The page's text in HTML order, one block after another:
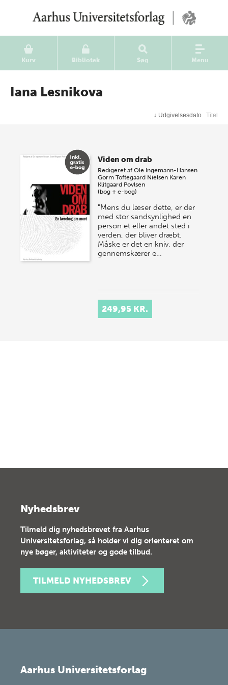
Kurv Bibliotek Søg Menu
Iana Lesnikova
↓ Udgivelsesdato Titel
Viden om drab
Redigeret afOle Ingemann-Hansen
Gorm Toftegaard Nielsen Karen
Klitgaard Povlsen
(bog + e-bog)
"Mens du læser dette, er der
med stor sandsynlighed en
person et eller andet sted i
verden, der bliver dræbt.
Måske er det en kniv, der
gennemskærer e…
249,95 KR.
Nyhedsbrev
Tilmeld dig nyhedsbrevet fra Aarhus
Universitetsforlag, så holder vi dig orienteret om
nye bøger, aktiviteter og gode tilbud.
TILMELD NYHEDSBREV
Aarhus Universitetsforlag